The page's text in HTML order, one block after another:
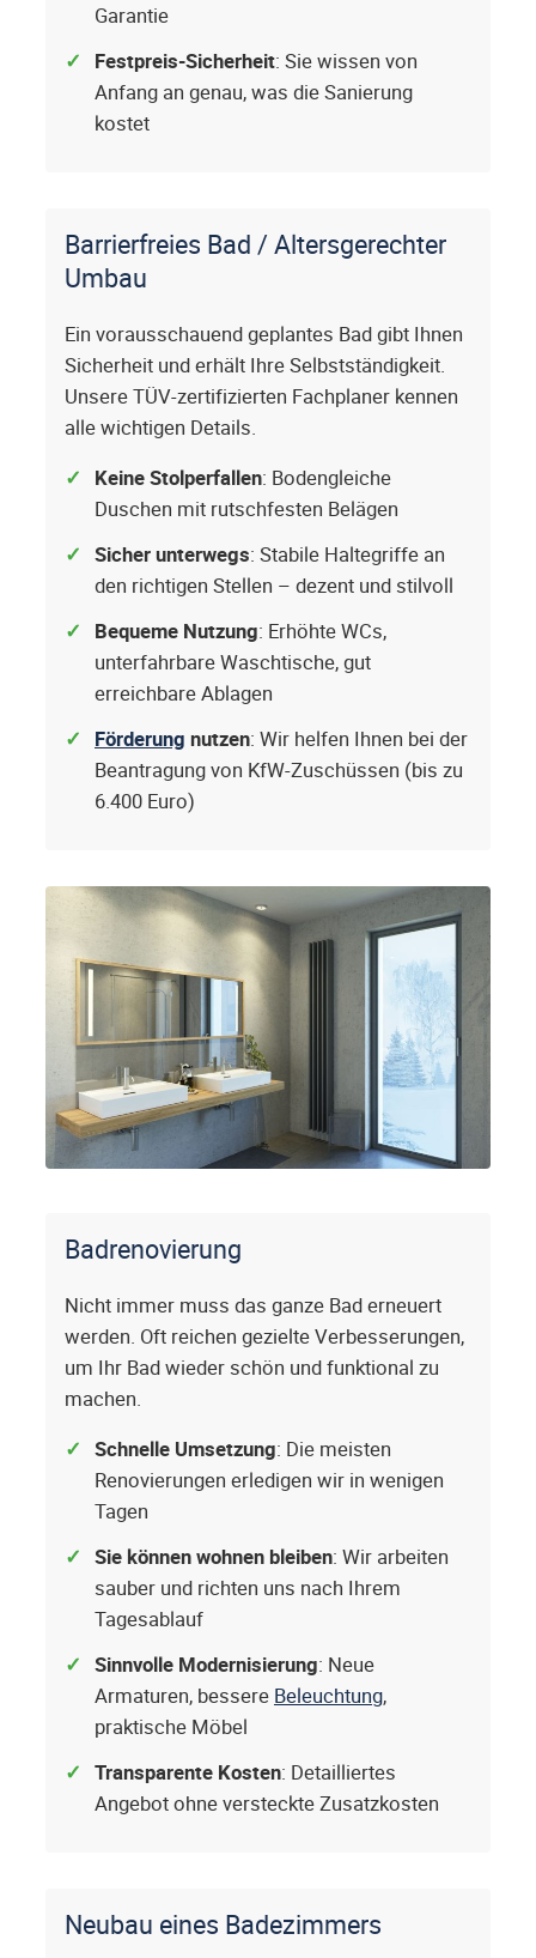
Garantie
Festpreis-Sicherheit: Sie wissen von
Anfang an genau, was die Sanierung
kostet
Barrierfreies Bad / Altersgerechter
Umbau
Ein vorausschauend geplantes Bad gibt Ihnen
Sicherheit und erhält Ihre Selbstständigkeit.
Unsere TÜV-zertifizierten Fachplaner kennen
alle wichtigen Details.
Keine Stolperfallen: Bodengleiche
Duschen mit rutschfesten Belägen
Sicher unterwegs: Stabile Haltegriffe an
den richtigen Stellen – dezent und stilvoll
Bequeme Nutzung: Erhöhte WCs,
unterfahrbare Waschtische, gut
erreichbare Ablagen
Förderung nutzen: Wir helfen Ihnen bei der
Beantragung von KfW-Zuschüssen (bis zu
6.400 Euro)
Badrenovierung
Nicht immer muss das ganze Bad erneuert
werden. Oft reichen gezielte Verbesserungen,
um Ihr Bad wieder schön und funktional zu
machen.
Schnelle Umsetzung: Die meisten
Renovierungen erledigen wir in wenigen
Tagen
Sie können wohnen bleiben: Wir arbeiten
sauber und richten uns nach Ihrem
Tagesablauf
Sinnvolle Modernisierung: Neue
Armaturen, bessere Beleuchtung,
praktische Möbel
Transparente Kosten: Detailliertes
Angebot ohne versteckte Zusatzkosten
Neubau eines Badezimmers